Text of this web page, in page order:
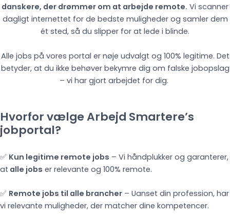
danskere, der drømmer om at arbejde remote. Vi scanner
dagligt internettet for de bedste muligheder og samler dem
ét sted, så du slipper for at lede i blinde.
Alle jobs på vores portal er nøje udvalgt og 100% legitime. Det
betyder, at du ikke behøver bekymre dig om falske jobopslag
– vi har gjort arbejdet for dig.
Hvorfor vælge Arbejd Smartere’s
jobportal?
✅ Kun legitime remote jobs – Vi håndplukker og garanterer,
at alle jobs er relevante og 100% remote.
✅ Remote jobs til alle brancher – Uanset din profession, har
vi relevante muligheder, der matcher dine kompetencer.